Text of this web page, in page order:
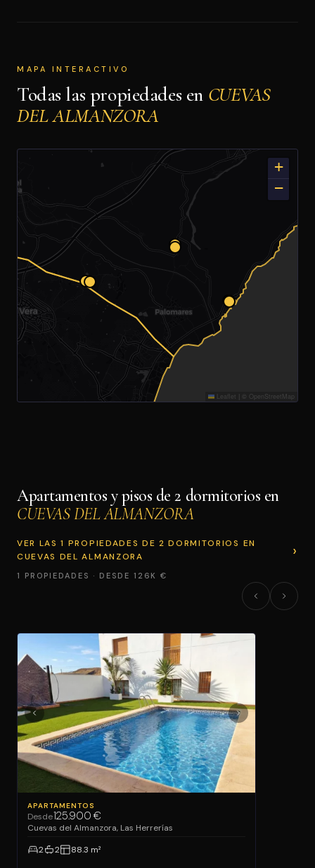
MAPA INTERACTIVO
Todas las propiedades en CUEVAS
DEL ALMANZORA
+
−
Leaflet © OpenStreetMap
Apartamentos y pisos de 2 dormitorios en
CUEVAS DEL ALMANZORA
VER LAS 1 PROPIEDADES DE 2 DORMITORIOS EN
CUEVAS DEL ALMANZORA
1 PROPIEDADES · DESDE 126K €
APARTAMENTOS
Desde125.900 €
Cuevas del Almanzora, Las Herrerías
2
2 88.3 m²